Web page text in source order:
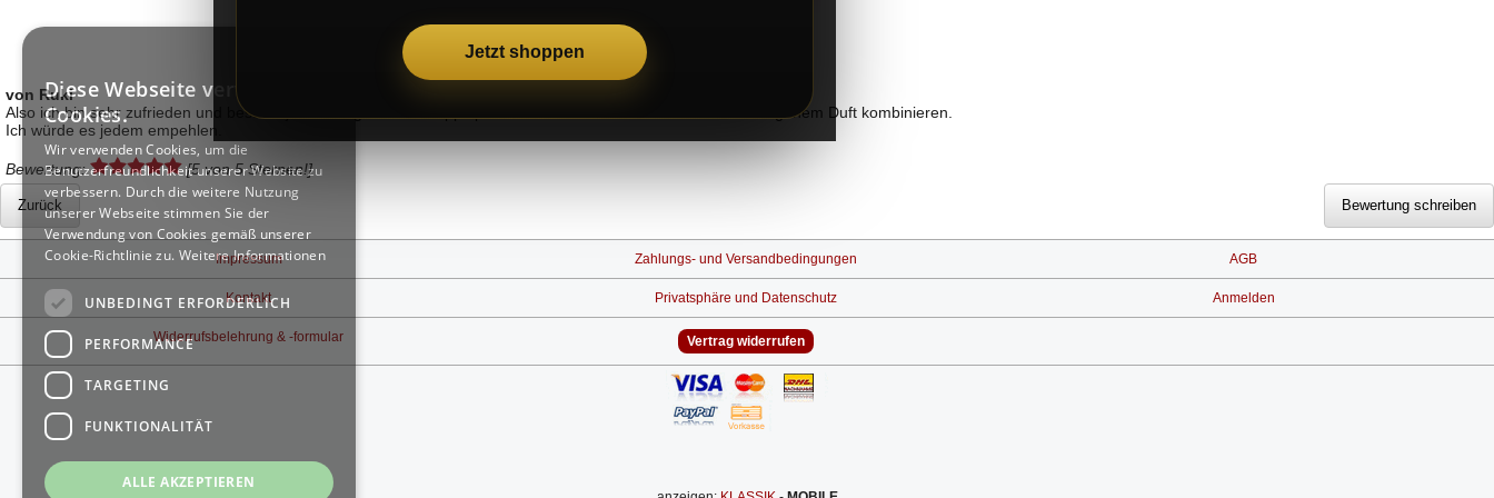
von Ruki
Also ich bin sehr zufrieden und bestelle jedesmal gleich die Doppelpack. Da es duftneutral ist kann man mit eigenem Duft kombinieren.
Ich würde es jedem empehlen.
Bewertung: [5 von 5 Sternen!]
Impressum Zahlungs- und Versandbedingungen AGB
Kontakt Privatsphäre und Datenschutz Anmelden
Widerrufsbelehrung & -formular Vertrag widerrufen
Jetzt shoppen
Diese Webseite verwendet
Cookies.
Wir verwenden Cookies, um die
Benutzerfreundlichkeit unserer Website zu
verbessern. Durch die weitere Nutzung
unserer Webseite stimmen Sie der
Verwendung von Cookies gemäß unserer
Cookie-Richtlinie zu. Weitere Informationen
UNBEDINGT ERFORDERLICH
PERFORMANCE
TARGETING
FUNKTIONALITÄT
ALLE AKZEPTIEREN